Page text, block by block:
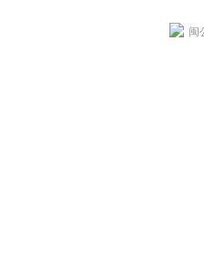
闽